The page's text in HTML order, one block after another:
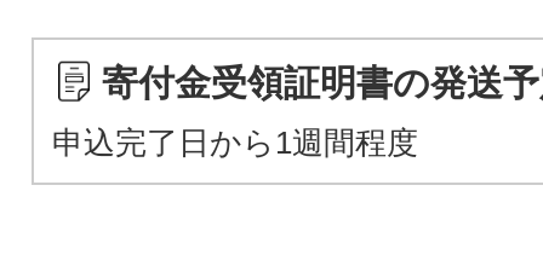
寄付金受領証明書の発送
申込完了日から1週間程度